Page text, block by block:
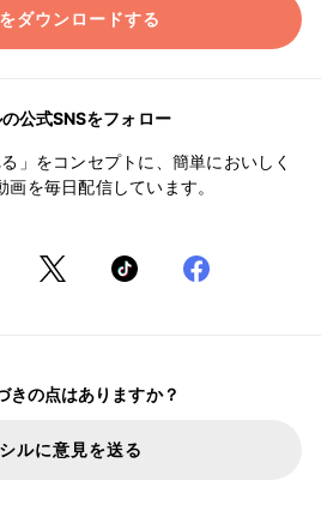
ダウンロードする
公式SNSをフォロー
」をコンセプトに、簡単においしく
画を毎日配信しています。
きの点はありますか？
ルに意見を送る